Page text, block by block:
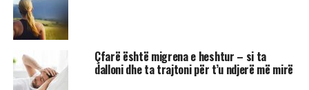
Çfarë është migrena e heshtur – si ta
dalloni dhe ta trajtoni për t’u ndjerë më mirë